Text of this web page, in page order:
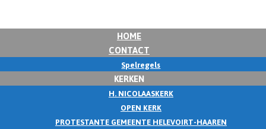
HOME
CONTACT
Spelregels
KERKEN
H. NICOLAASKERK
OPEN KERK
PROTESTANTE GEMEENTE HELEVOIRT-HAAREN